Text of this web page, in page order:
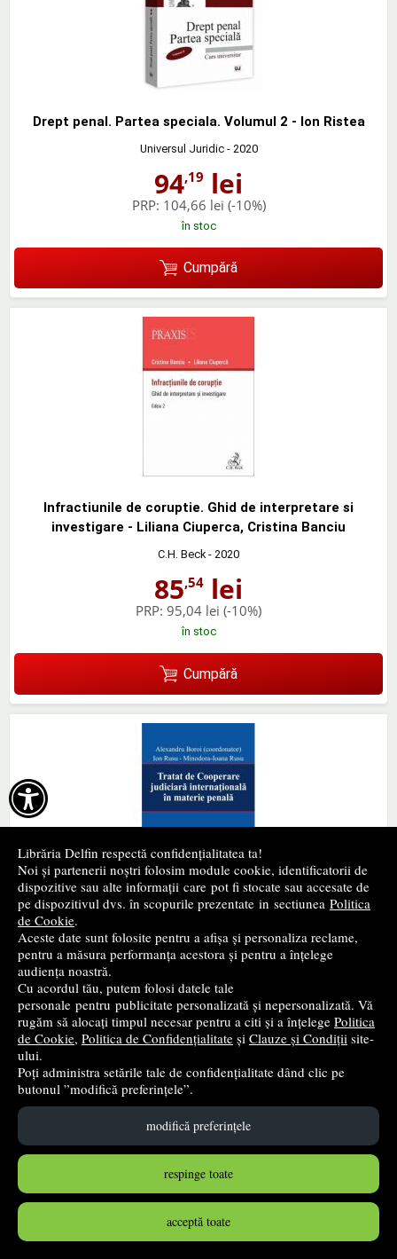

Librăria Delfin respectă confidențialitatea ta!
Noi și partenerii noștri folosim module cookie, identificatorii de
dispozitive sau alte informații care pot fi stocate sau accesate de
pe dispozitivul dvs. în scopurile prezentate in sectiunea Politica
de Cookie.
Aceste date sunt folosite pentru a afișa și personaliza reclame,
pentru a măsura performanța acestora și pentru a înțelege
audiența noastră.
Cu acordul tău, putem folosi datele tale
personale pentru publicitate personalizată și nepersonalizată. Vă
rugăm să alocați timpul necesar pentru a citi și a înțelege Politica
de Cookie, Politica de Confidențialitate și Clauze și Condiții site-
ului.
Poți administra setările tale de confidențialitate dând clic pe
butonul ”modifică preferințele”.
modifică preferințele
respinge toate
acceptă toate
Drept penal. Partea speciala. Volumul 2 - Ion Ristea
Universul Juridic- 2020
94,19 lei
PRP: 104,66 lei (-10%)
în stoc
Cumpără
Infractiunile de coruptie. Ghid de interpretare si
investigare - Liliana Ciuperca, Cristina Banciu
C.H. Beck- 2020
85,54 lei
PRP: 95,04 lei (-10%)
în stoc
Cumpără
Tratat de Cooperare judiciara internationala in materie
penala - Alexandru Boroi, Ion Rusu, Minodora Ioana Rusu
C.H. Beck- 2016
203,61lei
PRP:226,23 lei (-10%)
în stoc
Cumpără